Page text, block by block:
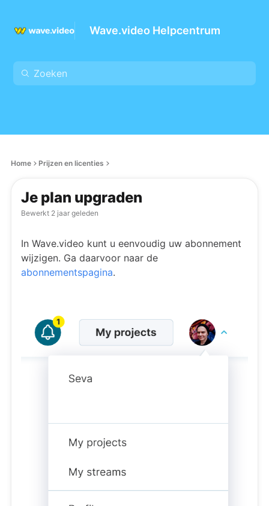
Wave.video Helpcentrum
Home Prijzen en licenties
Je plan upgraden
Bewerkt 2 jaar geleden
In Wave.video kunt u eenvoudig uw abonnement
wijzigen. Ga daarvoor naar de
abonnementspagina.